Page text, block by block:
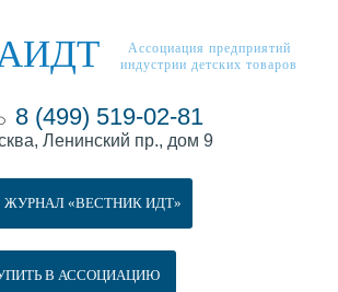
Ассоциация предприятий
индустрии детских товаров
8 (499) 519-02-81
Ленинский пр., дом 9
В АССОЦИАЦИЮ
ЖУРНАЛ «ВЕСТНИК ИДТ»